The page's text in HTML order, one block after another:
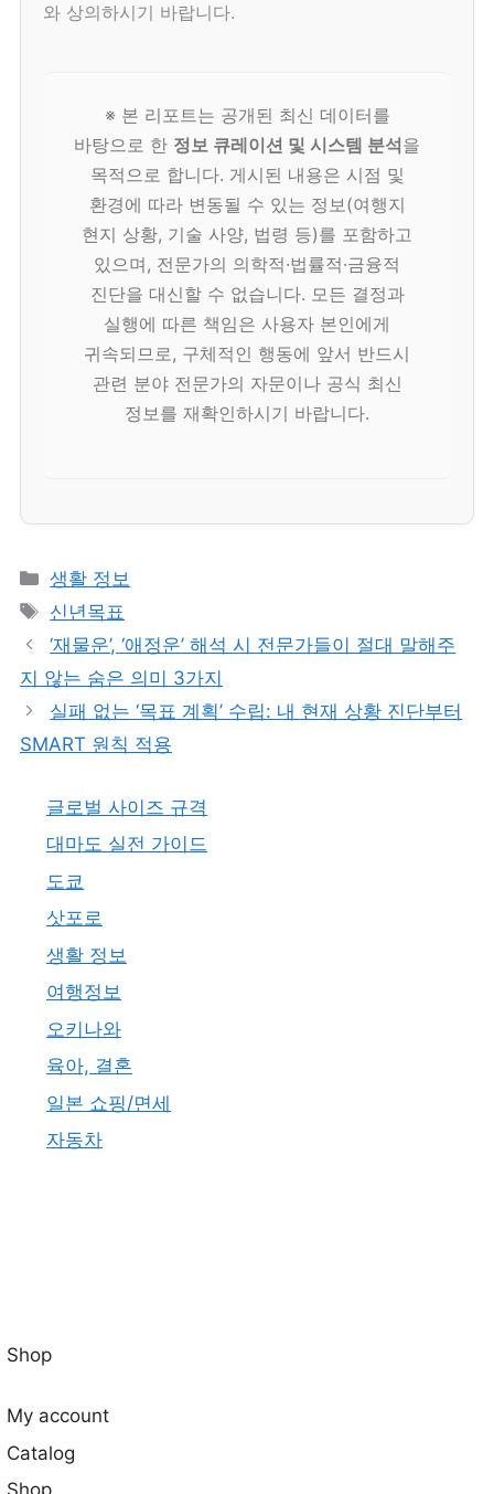
와 상의하시기 바랍니다.
※ 본 리포트는 공개된 최신 데이터를
바탕으로 한 정보 큐레이션 및 시스템 분석을
목적으로 합니다. 게시된 내용은 시점 및
환경에 따라 변동될 수 있는 정보(여행지
현지 상황, 기술 사양, 법령 등)를 포함하고
있으며, 전문가의 의학적·법률적·금융적
진단을 대신할 수 없습니다. 모든 결정과
실행에 따른 책임은 사용자 본인에게
귀속되므로, 구체적인 행동에 앞서 반드시
관련 분야 전문가의 자문이나 공식 최신
정보를 재확인하시기 바랍니다.
카
테
리
생활 정보
태
그
신년목표
‘재물운’, ‘애정운’ 해석 시 전문가들이 절대 말해주
지 않는 숨은 의미 3가지
실패 없는 ‘목표 계획’ 수립: 내 현재 상황 진단부터
SMART 원칙 적용
글로벌 사이즈 규격
대마도 실전 가이드
도쿄
삿포로
생활 정보
여행정보
오키나와
육아, 결혼
일본 쇼핑/면세
자동차
Shop
My account
Catalog